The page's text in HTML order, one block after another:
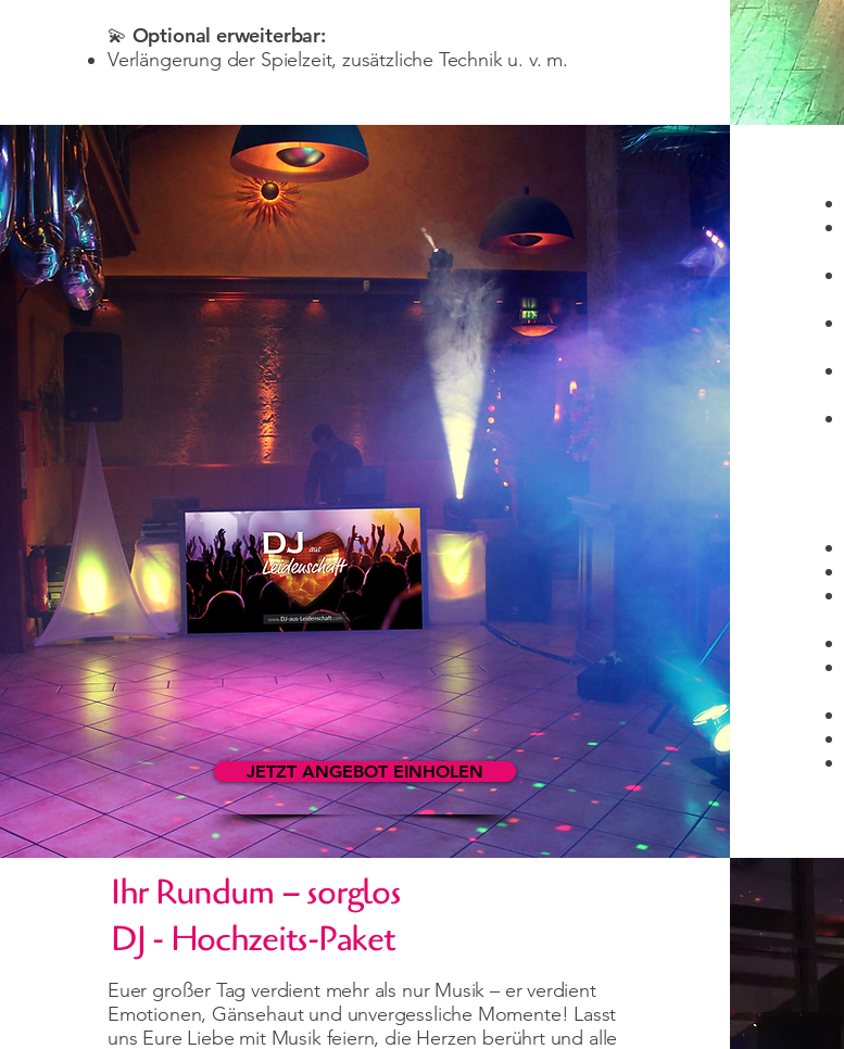
💫 Optional erweiterbar:
Verlängerung der Spielzeit, zusätzliche Technik u. v. m.
JETZT ANGEBOT EINHOLEN
Ihr Rundum – sorglos
DJ - Hochzeits-Paket
Euer großer Tag verdient mehr als nur Musik – er verdient
Emotionen, Gänsehaut und unvergessliche Momente! Lasst
uns Eure Liebe mit Musik feiern, die Herzen berührt und alle